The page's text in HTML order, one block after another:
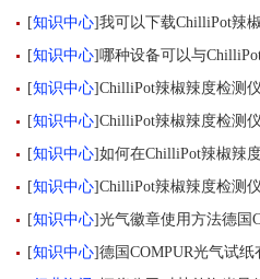
[知识中心]我可以下载ChilliPot辣
[知识中心] 哪种设备可以与
[知识中心]ChilliPot辣椒辣度检测
[知识中心]ChilliPot辣椒辣度检测
[知识中心]如何在ChilliPot辣椒辣
[知识中心]ChilliPot辣椒辣度检测
[知识中心]光气徽章使用方法德国
[知识中心]德国COMPUR光气试